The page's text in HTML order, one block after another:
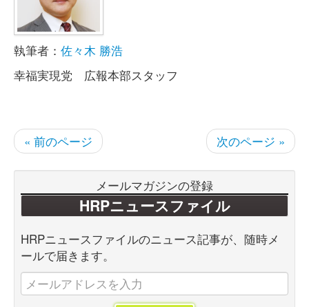
執筆者： 佐々木 勝浩
幸福実現党 広報本部スタッフ
« 前のページ 次のページ »
メールマガジンの登録
HRPニュースファイル
HRPニュースファイルのニュース記事が、随時メ
ールで届きます。